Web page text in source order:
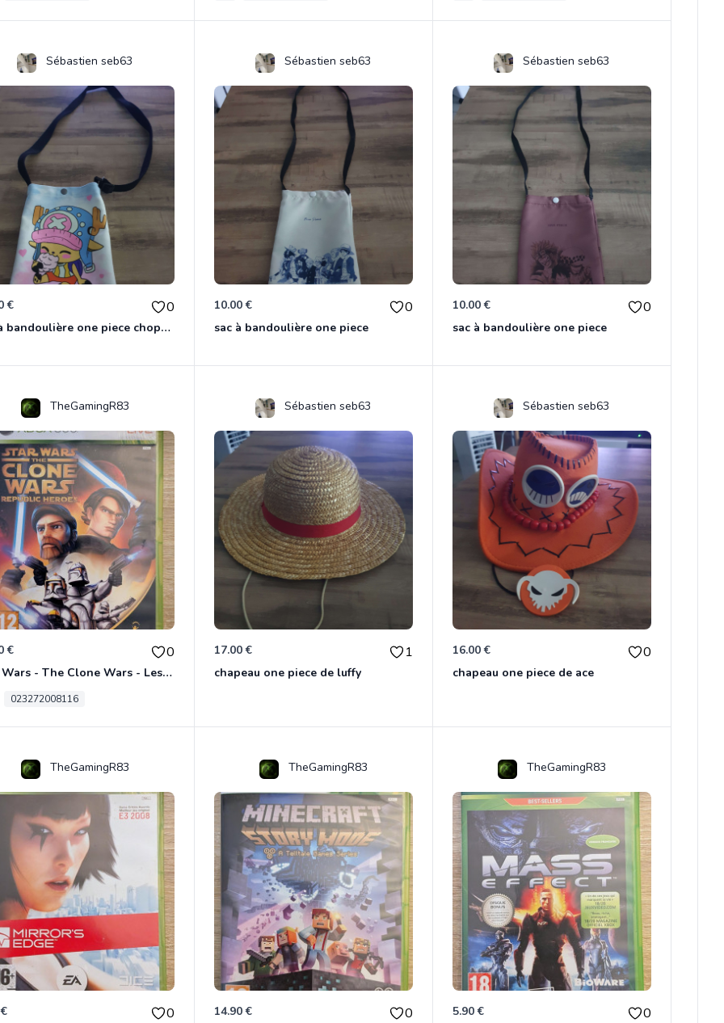
Sébastien seb63
€ 0
sac à bandoulière one piece chopper
Sébastien seb63
10.00 € 0
sac à bandoulière one piece
Sébastien seb63
10.00 € 0
sac à bandoulière one piece
TheGamingR83
€ 0
Star Wars - The Clone Wars - Les Héros De La République Xbox 360
023272008116
Sébastien seb63
17.00 € 1
chapeau one piece de luffy
Sébastien seb63
16.00 € 0
chapeau one piece de ace
TheGamingR83
0
TheGamingR83
14.90 € 0
TheGamingR83
5.90 € 0